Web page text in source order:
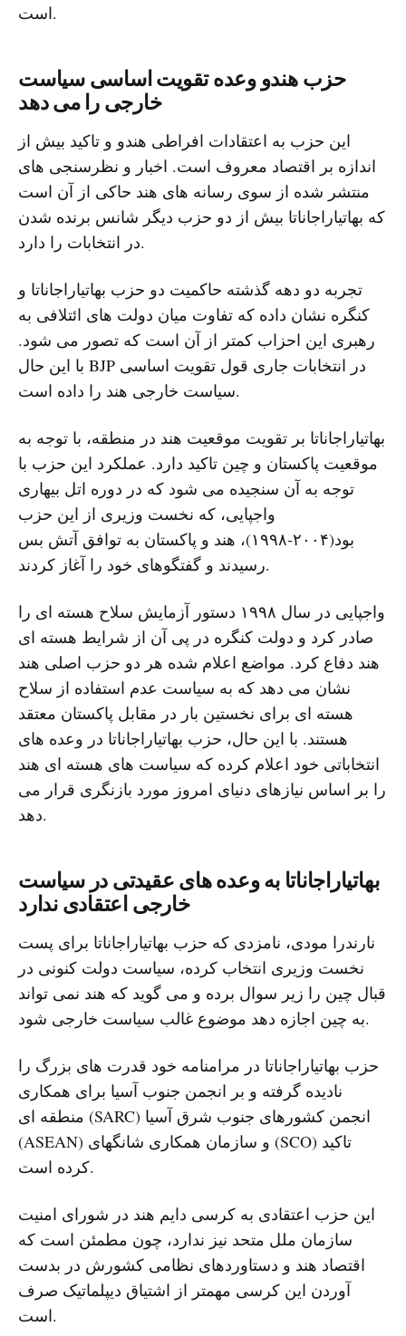
است.
حزب هندو وعده تقویت اساسی سیاست
خارجی را می دهد
این حزب به اعتقادات افراطی هندو و تاکید بیش از
اندازه بر اقتصاد معروف است. اخبار و نظرسنجی های
منتشر شده از سوی رسانه های هند حاکی از آن است
که بهاتیاراجاناتا بیش از دو حزب دیگر شانس برنده شدن
در انتخابات را دارد.
تجربه دو دهه گذشته حاکمیت دو حزب بهاتیاراجاناتا و
کنگره نشان داده که تفاوت میان دولت های ائتلافی به
رهبری این احزاب کمتر از آن است که تصور می شود.
با این حال BJP در انتخابات جاری قول تقویت اساسی
سیاست خارجی هند را داده است.
بهاتیاراجاناتا بر تقویت موقعیت هند در منطقه، با توجه به
موقعیت پاکستان و چین تاکید دارد. عملکرد این حزب با
توجه به آن سنجیده می شود که در دوره اتل بیهاری
واجپایی، که نخست وزیری از این حزب
بود(۲۰۰۴-۱۹۹۸)، هند و پاکستان به توافق آتش بس
رسیدند و گفتگوهای خود را آغاز کردند.
واجپایی در سال ۱۹۹۸ دستور آزمایش سلاح هسته ای را
صادر کرد و دولت کنگره در پی آن از شرایط هسته ای
هند دفاع کرد. مواضع اعلام شده هر دو حزب اصلی هند
نشان می دهد که به سیاست عدم استفاده از سلاح
هسته ای برای نخستین بار در مقابل پاکستان معتقد
هستند. با این حال، حزب بهاتیاراجاناتا در وعده های
انتخاباتی خود اعلام کرده که سیاست های هسته ای هند
را بر اساس نیازهای دنیای امروز مورد بازنگری قرار می
دهد.
بهاتیاراجاناتا به وعده های عقیدتی در سیاست
خارجی اعتقادی ندارد
نارندرا مودی، نامزدی که حزب بهاتیاراجاناتا برای پست
نخست وزیری انتخاب کرده، سیاست دولت کنونی در
قبال چین را زیر سوال برده و می گوید که هند نمی تواند
به چین اجازه دهد موضوع غالب سیاست خارجی شود.
حزب بهاتیاراجاناتا در مرامنامه خود قدرت های بزرگ را
نادیده گرفته و بر انجمن جنوب آسیا برای همکاری
منطقه ای (SARC) انجمن کشورهای جنوب شرق آسیا
(ASEAN) و سازمان همکاری شانگهای (SCO) تاکید
کرده است.
این حزب اعتقادی به کرسی دایم هند در شورای امنیت
سازمان ملل متحد نیز ندارد، چون مطمئن است که
اقتصاد هند و دستاوردهای نظامی کشورش در بدست
آوردن این کرسی مهمتر از اشتیاق دیپلماتیک صرف
است.